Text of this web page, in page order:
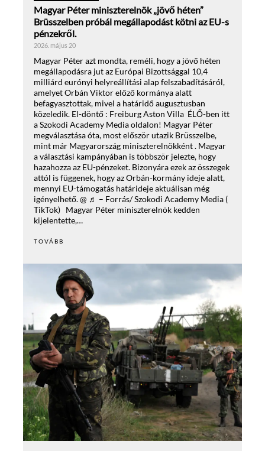
Magyar Péter miniszterelnök „jövő héten”
Brüsszelben próbál megállapodást kötni az EU-s
pénzekről.
2026. május 20
Magyar Péter azt mondta, reméli, hogy a jövő héten
megállapodásra jut az Európai Bizottsággal 10,4
milliárd eurónyi helyreállítási alap felszabadításáról,
amelyet Orbán Viktor előző kormánya alatt
befagyasztottak, mivel a határidő augusztusban
közeledik. El-döntő : Freiburg Aston Villa ÉLŐ-ben itt
a Szokodi Academy Media oldalon! Magyar Péter
megválasztása óta, most először utazik Brüsszelbe,
mint már Magyarország miniszterelnökként . Magyar
a választási kampányában is többször jelezte, hogy
hazahozza az EU-pénzeket. Bizonyára ezek az összegek
attól is függenek, hogy az Orbán-kormány ideje alatt,
mennyi EU-támogatás határideje aktuálisan még
igényelhető. @ ♬ – Forrás/ Szokodi Academy Media (
TikTok) Magyar Péter miniszterelnök kedden
kijelentette,…
TOVÁBB